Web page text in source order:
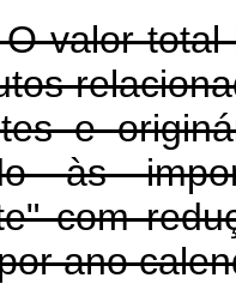
O valor
e
às
com
ano